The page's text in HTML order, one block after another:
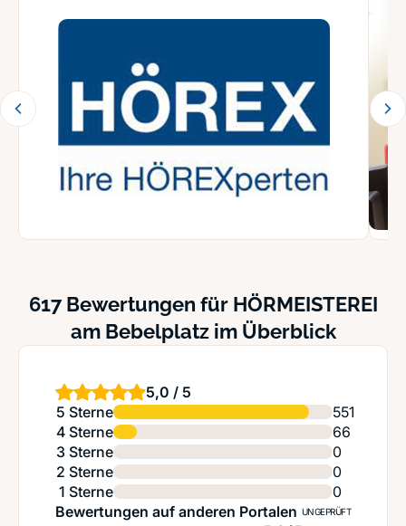
617 Bewertungen für HÖRMEISTEREI
am Bebelplatz im Überblick
5,0 / 5
5 Sterne
551
4 Sterne
66
3 Sterne
0
2 Sterne
0
1 Sterne
0
Bewertungen auf anderen Portalen UNGEPRÜFT